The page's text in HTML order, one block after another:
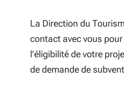
La Direction du
contact avec vous pour
l’éligibilité de votre
de demande de